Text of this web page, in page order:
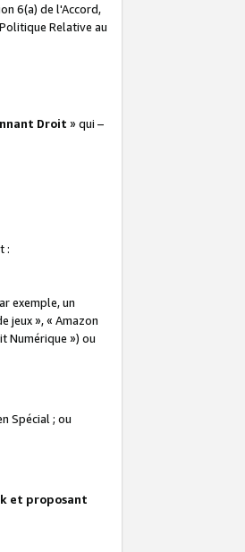
6(a) de l'Accord,
Relative au
Droit » qui –
:
exemple, un
jeux », « Amazon
Numérique ») ou
Spécial ; ou
et proposant